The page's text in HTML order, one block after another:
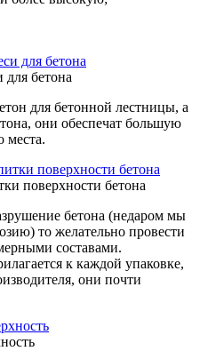
бетона
для бетонной лестницы, а
они обеспечат большую
места.
поверхности бетона
бетона (недаром мы
то желательно провести
составами.
к каждой упаковке,
они почти